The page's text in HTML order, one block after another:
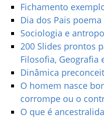
Fichamento
Dia dos Pais poema
Sociologia e
200 Slides prontos
Filosofia, Geografia
Dinâmica
O homem nasce
corrompe ou o
O que é